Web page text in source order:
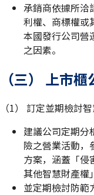
承銷商依據所洽
利權、商標權或
本國發行公司營
之因素。
（三） 上市
（1） 訂定並期檢討
建議公司定期分
險之營業活動，
方案，涵蓋「侵
其他智慧財產權
並定期檢討防範